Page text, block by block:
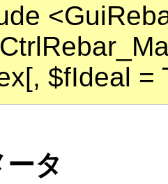
$fIdeal =
タ